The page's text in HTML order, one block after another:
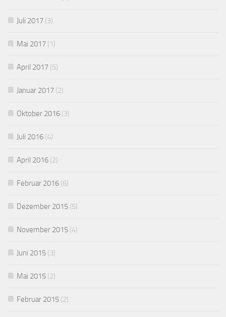
Juli 2017 (3)
Mai 2017 (1)
April 2017 (5)
Januar 2017 (2)
Oktober 2016 (3)
Juli 2016 (4)
April 2016 (2)
Februar 2016 (6)
Dezember 2015 (5)
November 2015 (4)
Juni 2015 (3)
Mai 2015 (2)
Februar 2015 (2)